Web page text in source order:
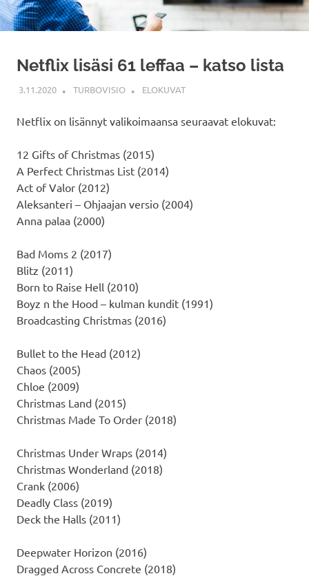
Netflix lisäsi 61 leffaa – katso lista
3.11.2020 TURBOVISIO ELOKUVAT
Netflix on lisännyt valikoimaansa seuraavat elokuvat:
12 Gifts of Christmas (2015)
A Perfect Christmas List (2014)
Act of Valor (2012)
Aleksanteri – Ohjaajan versio (2004)
Anna palaa (2000)
Bad Moms 2 (2017)
Blitz (2011)
Born to Raise Hell (2010)
Boyz n the Hood – kulman kundit (1991)
Broadcasting Christmas (2016)
Bullet to the Head (2012)
Chaos (2005)
Chloe (2009)
Christmas Land (2015)
Christmas Made To Order (2018)
Christmas Under Wraps (2014)
Christmas Wonderland (2018)
Crank (2006)
Deadly Class (2019)
Deck the Halls (2011)
Deepwater Horizon (2016)
Dragged Across Concrete (2018)